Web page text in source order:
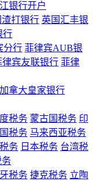
银行开户
渣打银行 英国汇丰银
行
分行 菲律宾AUB银
律宾友联银行 菲律
加拿大皇家银行
税务 蒙古国税务 印
税务 马来西亚税务
务 日本税务 台湾税
务
税务 捷克税务 立陶